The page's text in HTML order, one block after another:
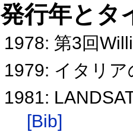
発行年とタ
1978: 第3回
1979: イタリ
1981:
[Bib]